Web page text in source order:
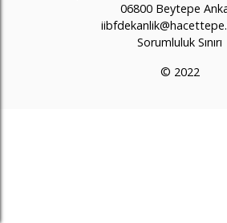
06800 Beytepe
Sorumluluk Sınırı
© 2022